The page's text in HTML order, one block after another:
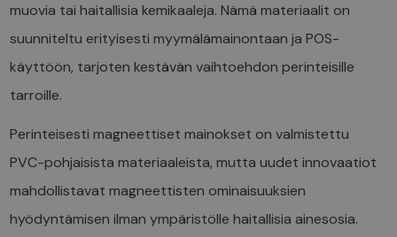
muovia tai haitallisia kemikaaleja. Nämä materiaalit on
suunniteltu erityisesti myymälämainontaan ja POS-
käyttöön, tarjoten kestävän vaihtoehdon perinteisille
tarroille.
Perinteisesti magneettiset mainokset on valmistettu
PVC-pohjaisista materiaaleista, mutta uudet innovaatiot
mahdollistavat magneettisten ominaisuuksien
hyödyntämisen ilman ympäristölle haitallisia ainesosia.